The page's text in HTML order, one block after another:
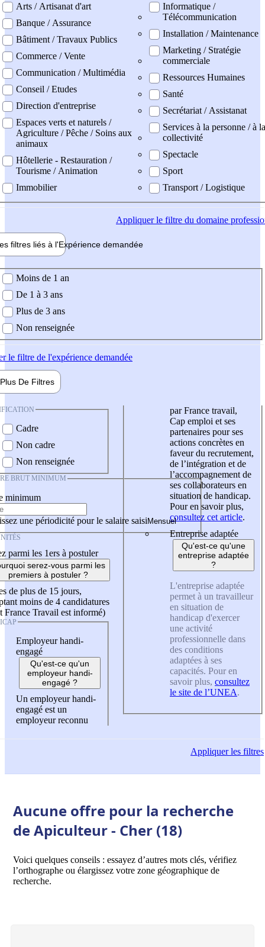
Arts / Artisanat d'art
Banque / Assurance
Bâtiment / Travaux Publics
Commerce / Vente
Communication / Multimédia
Conseil / Etudes
Direction d'entreprise
Espaces verts et naturels /
Agriculture / Pêche / Soins aux
animaux
Hôtellerie - Restauration /
Tourisme / Animation
Immobilier
Informatique /
Télécommunication
Installation / Maintenance
Marketing / Stratégie
commerciale
Ressources Humaines
Santé
Secrétariat / Assistanat
Services à la personne / à la
collectivité
Spectacle
Sport
Transport / Logistique
Appliquerle filtre du domaine
filtres liés à l'Expérience demandée
demandée
Moins de 1 an
De 1 à 3 ans
Plus de 3 ans
Non renseignée
le filtre de l'expérience demandée
Plus De Filtres
Cadre
Non cadre
Non renseignée
BRUT MINIMUM
minimum
une périodicité pour le salaire saisi
parmi les 1ers à postuler
serez-vous parmi les
premiers à postuler ?
de plus de 15 jours,
moins de 4 candidatures
France Travail est informé)
Employeur handi-
engagé
Qu'est-ce qu'un
employeur handi-
engagé ?
Un employeur handi-
engagé est un
employeur reconnu
par France travail,
Cap emploi et ses
partenaires pour ses
actions concrètes en
faveur du recrutement,
de l’intégration et de
l’accompagnement de
ses collaborateurs en
situation de handicap.
Pour en savoir plus,
consultez cet article.
Entreprise adaptée
Qu'est-ce qu'une
entreprise adaptée
?
L'entreprise adaptée
permet à un travailleur
en situation de
handicap d'exercer
une activité
professionnelle dans
des conditions
adaptées à ses
capacités. Pour en
savoir plus, consultez
le site de l’UNEA.
Appliquerles filtres
Aucune offre pour la recherche
de Apiculteur - Cher (18)
Voici quelques conseils : essayez d’autres mots clés, vérifiez
l’orthographe ou élargissez votre zone géographique de
recherche.